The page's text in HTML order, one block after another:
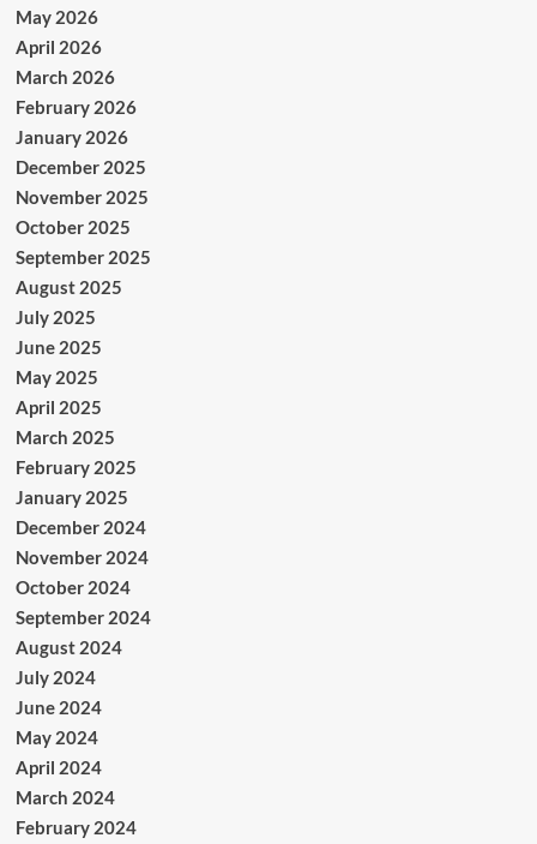
May 2026
April 2026
March 2026
February 2026
January 2026
December 2025
November 2025
October 2025
September 2025
August 2025
July 2025
June 2025
May 2025
April 2025
March 2025
February 2025
January 2025
December 2024
November 2024
October 2024
September 2024
August 2024
July 2024
June 2024
May 2024
April 2024
March 2024
February 2024